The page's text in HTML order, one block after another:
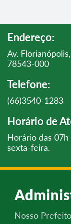
Endereço:
Av.
78543-000
Telefone:
(66)3540-1283
Horário de
Horário das 07h
sexta-feira.
Nosso Prefeito